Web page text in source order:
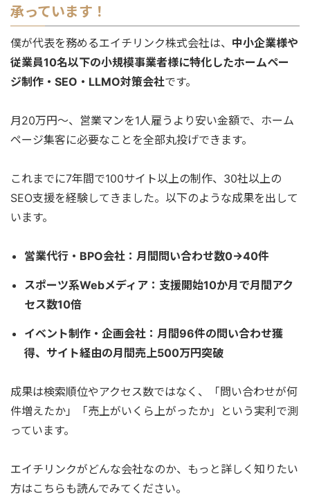
承っています！
僕が代表を務めるエイチリンク株式会社は、 中小企業様や
従業員10名以下の小規模事業者様に特化したホームペー
ジ制作・SEO・LLMO対策会社です。
月20万円〜、営業マンを1人雇うより安い金額で、ホーム
ページ集客に必要なことを全部丸投げできます。
これまでに7年間で100サイト以上の制作、30社以上の
SEO支援を経験してきました。以下のような成果を出して
います。
営業代行・BPO会社：月間問い合わせ数0→40件
スポーツ系Webメディア：支援開始10か月で月間アク
セス数10倍
イベント制作・企画会社：月間96件の問い合わせ獲
得、サイト経由の月間売上500万円突破
成果は検索順位やアクセス数ではなく、「問い合わせが何
件増えたか」「売上がいくら上がったか」という実利で測
っています。
エイチリンクがどんな会社なのか、もっと詳しく知りたい
方はこちらも読んでみてください。